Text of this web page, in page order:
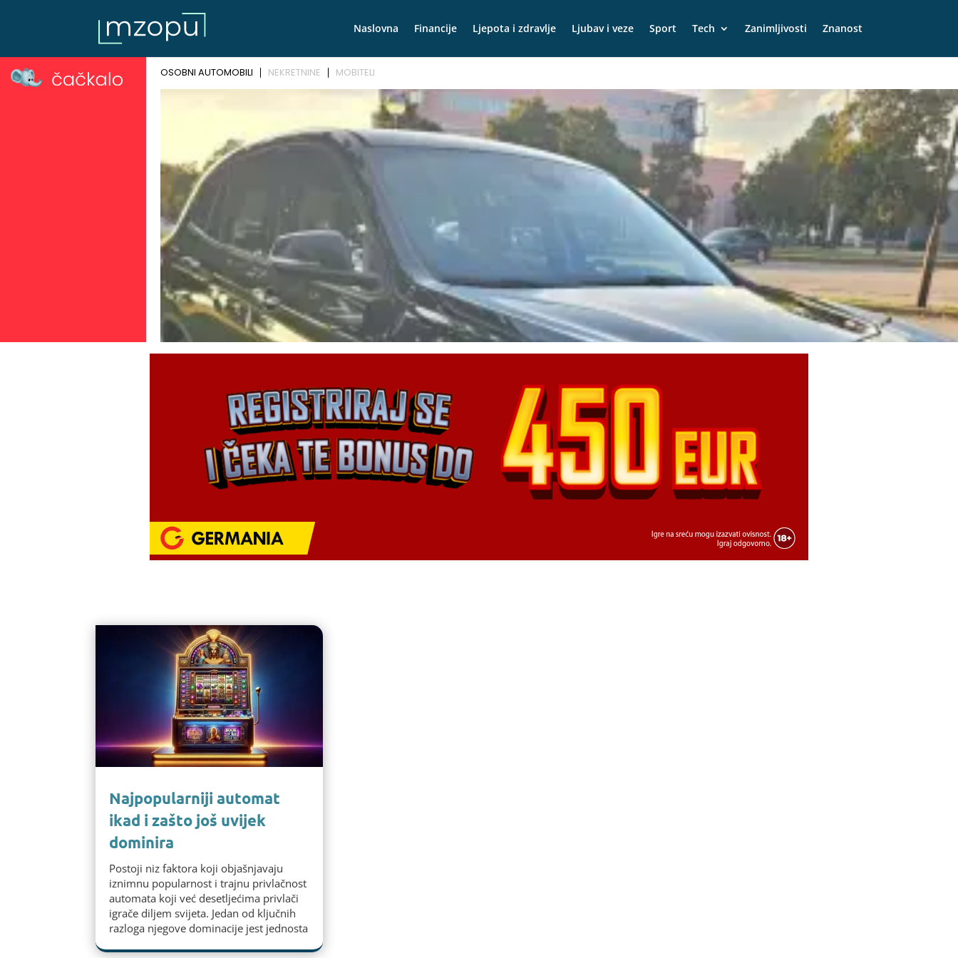
Naslovna Financije Ljepota i zdravlje Ljubav i veze Sport Tech Zanimljivosti Znanost
Najpopularniji automat
ikad i zašto još uvijek
dominira
Postoji niz faktora koji objašnjavaju
iznimnu popularnost i trajnu privlačnost
automata koji već desetljećima privlači
igrače diljem svijeta. Jedan od ključnih
razloga njegove dominacije jest jednosta